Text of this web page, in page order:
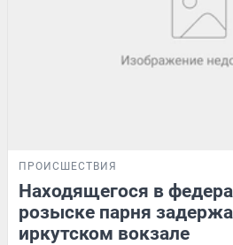
ПРОИСШЕСТВИЯ
Находящегося в
розыске парня
иркутском вокзале